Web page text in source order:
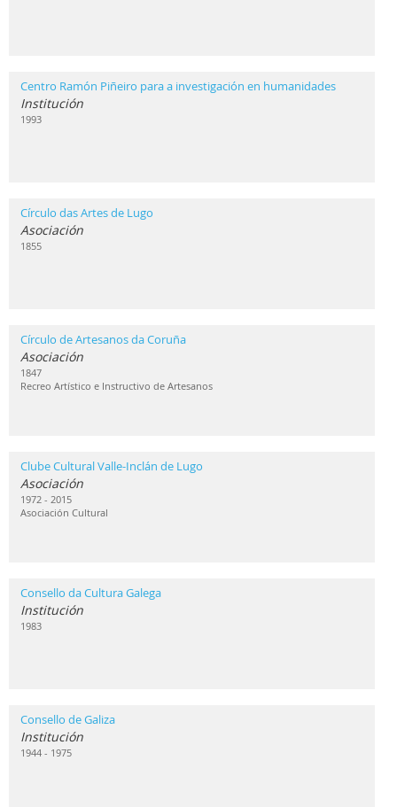
Centro Ramón Piñeiro para a investigación en humanidades
Institución
1993
Círculo das Artes de Lugo
Asociación
1855
Círculo de Artesanos da Coruña
Asociación
1847
Recreo Artístico e Instructivo de Artesanos
Clube Cultural Valle-Inclán de Lugo
Asociación
1972 - 2015
Asociación Cultural
Consello da Cultura Galega
Institución
1983
Consello de Galiza
Institución
1944 - 1975